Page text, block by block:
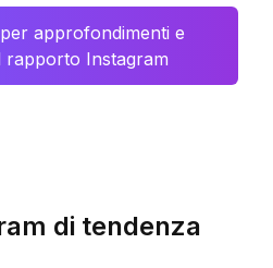
approfondimenti e
rapporto Instagram
di tendenza